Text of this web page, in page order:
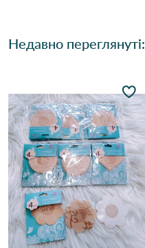
Недавно переглянуті: